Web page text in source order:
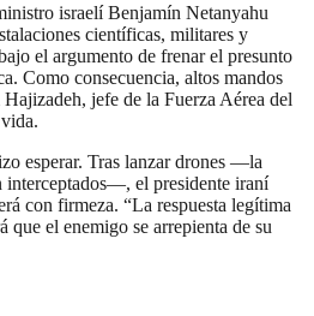
israelí Benjamín Netanyahu
científicas, militares y
el argumento de frenar el presunto
Como consecuencia, altos mandos
jefe de la Fuerza Aérea del
esperar. Tras lanzar drones —la
interceptados—, el presidente iraní
con firmeza. “La respuesta legítima
que el enemigo se arrepienta de su